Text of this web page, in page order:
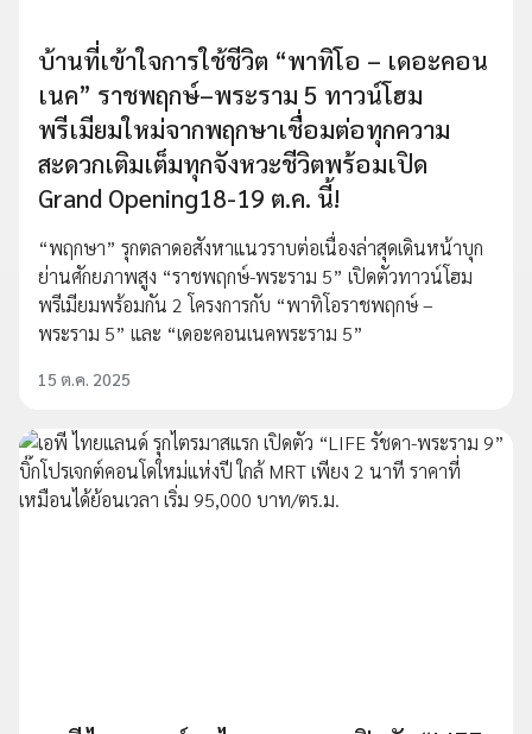
บ้านที่เข้าใจการใช้ชีวิต “พาทิโอ – เดอะคอน
เนค” ราชพฤกษ์–พระราม 5 ทาวน์โฮม
พรีเมียมใหม่จากพฤกษาเชื่อมต่อทุกความ
สะดวกเติมเต็มทุกจังหวะชีวิตพร้อมเปิด
Grand Opening18-19 ต.ค. นี้!
“พฤกษา” รุกตลาดอสังหาแนวราบต่อเนื่องล่าสุดเดินหน้าบุก
ย่านศักยภาพสูง “ราชพฤกษ์-พระราม 5” เปิดตัวทาวน์โฮม
พรีเมียมพร้อมกัน 2 โครงการกับ “พาทิโอราชพฤกษ์ –
พระราม 5” และ “เดอะคอนเนคพระราม 5”
15 ต.ค. 2025